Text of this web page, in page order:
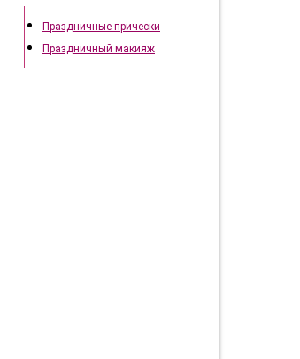
Праздничные прически
Праздничный макияж